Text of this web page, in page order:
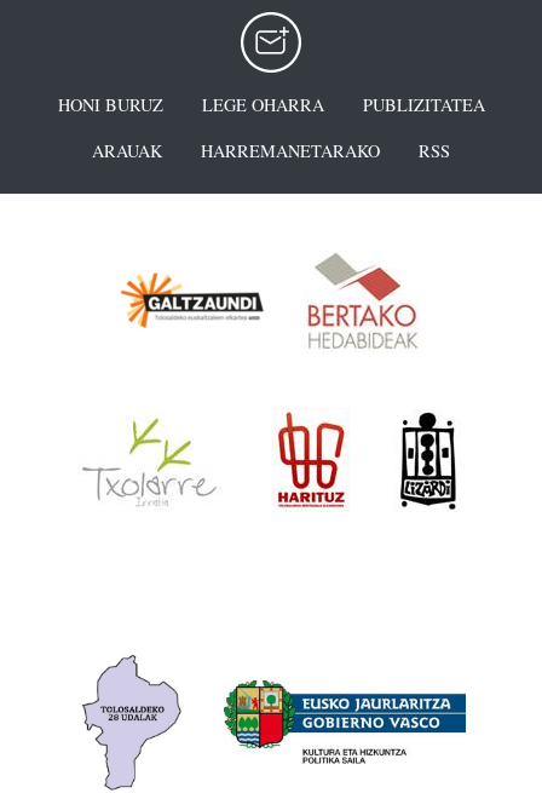
HONI BURUZ LEGE OHARRA
PUBLIZITATEA
ARAUAK
HARREMANETARAKO RSS